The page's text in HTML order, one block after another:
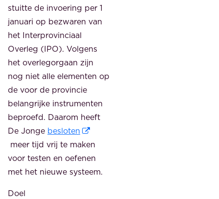
stuitte de invoering per 1
januari op bezwaren van
het Interprovinciaal
Overleg (IPO). Volgens
het overlegorgaan zijn
nog niet alle elementen op
de voor de provincie
belangrijke instrumenten
beproefd. Daarom heeft
De Jonge besloten
meer tijd vrij te maken
voor testen en oefenen
met het nieuwe systeem.
Doel